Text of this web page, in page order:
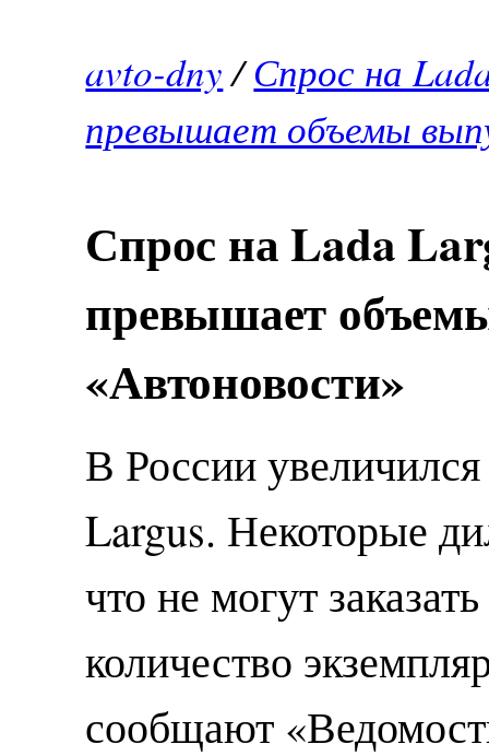
avto-dny/Спрос на
превышает объемы
Спрос на Lada
превышает
«Автоновости»
В России
Largus. Некоторые
что не могут
количество
сообщают